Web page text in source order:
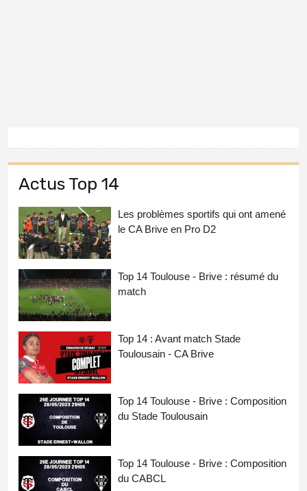
Actus Top 14
Les problèmes sportifs qui ont amené
le CA Brive en Pro D2
Top 14 Toulouse - Brive : résumé du
match
Top 14 : Avant match Stade
Toulousain - CA Brive
Top 14 Toulouse - Brive : Composition
du Stade Toulousain
Top 14 Toulouse - Brive : Composition
du CABCL